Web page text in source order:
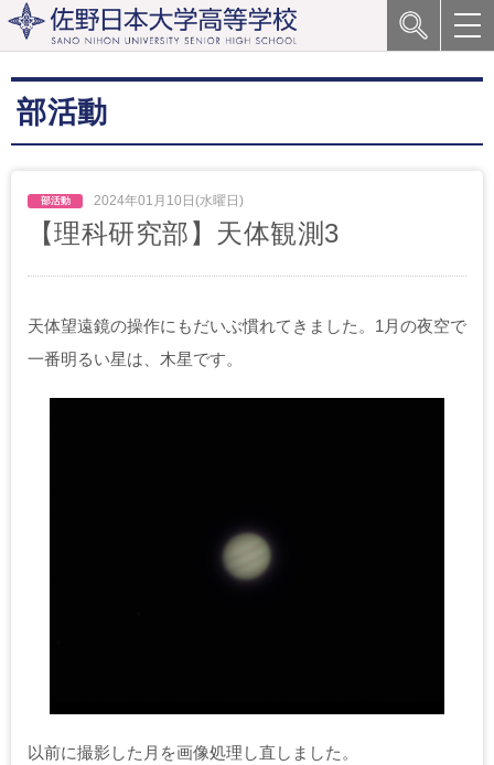
部活動
2024年01月10日(水曜日)
【理科研究部】天体観測3
天体望遠鏡の操作にもだいぶ慣れてきました。1月の夜空で
一番明るい星は、木星です。
以前に撮影した月を画像処理し直しました。